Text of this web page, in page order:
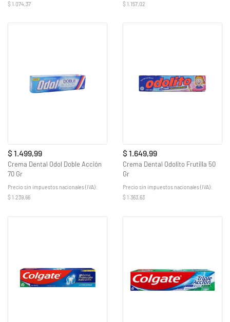
$ 1.074,37
$ 1.157,02
$ 1.499,99
Crema Dental Odol Doble Acción
70 Gr
Precio sin impuestos nacionales (IVA):
$ 1.239,66
$ 1.649,99
Crema Dental Odolito Frutilla 50
Gr
Precio sin impuestos nacionales (IVA):
$ 1.363,63